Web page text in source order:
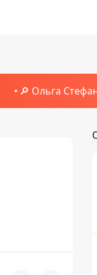
🔎 Ольга